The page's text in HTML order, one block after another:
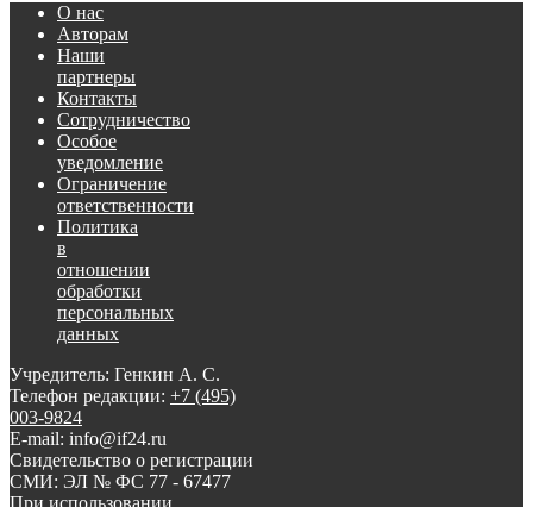
О нас
Авторам
Наши
партнеры
Контакты
Сотрудничество
Особое
уведомление
Ограничение
ответственности
Политика
в
отношении
обработки
персональных
данных
Учредитель: Генкин А. С.
Телефон редакции: +7 (495)
003-9824
E-mail: info@if24.ru
Свидетельство о регистрации
СМИ: ЭЛ № ФС 77 - 67477
При использовании